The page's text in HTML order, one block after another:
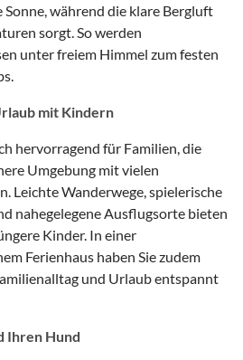
Sonne, während die klare Bergluft
sorgt. So werden
unter freiem Himmel zum festen
mit Kindern
hervorragend für Familien, die
Umgebung mit vielen
Leichte Wanderwege, spielerische
nahegelegene Ausflugsorte bieten
Kinder. In einer
Ferienhaus haben Sie zudem
und Urlaub entspannt
Ihren Hund